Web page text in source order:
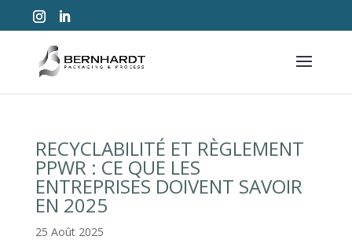
RECYCLABILITÉ ET RÈGLEMENT
PPWR : CE QUE LES
ENTREPRISES DOIVENT SAVOIR
EN 2025
25 Août 2025